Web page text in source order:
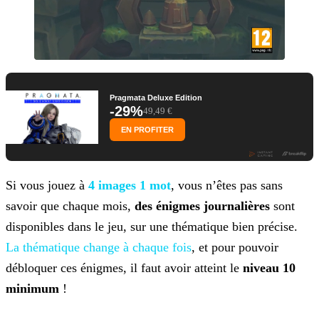
Pragmata Deluxe Edition
-29%49,49 €
EN PROFITER
Si vous jouez à 4 images 1 mot, vous n’êtes pas sans
savoir que chaque mois, des énigmes journalières sont
disponibles dans le jeu, sur une thématique bien précise.
La thématique change à chaque fois, et pour pouvoir
débloquer ces énigmes, il faut avoir atteint le niveau 10
minimum !